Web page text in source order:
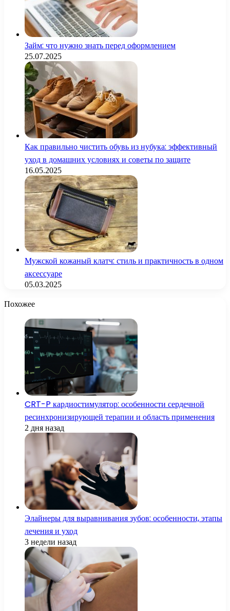
Займ: что нужно знать перед оформлением
25.07.2025
Как правильно чистить обувь из нубука: эффективный
уход в домашних условиях и советы по защите
16.05.2025
Мужской кожаный клатч: стиль и практичность в одном
аксессуаре
05.03.2025
Похожее
CRT-P кардиостимулятор: особенности сердечной
ресинхронизирующей терапии и область применения
2 дня назад
Элайнеры для выравнивания зубов: особенности, этапы
лечения и уход
3 недели назад